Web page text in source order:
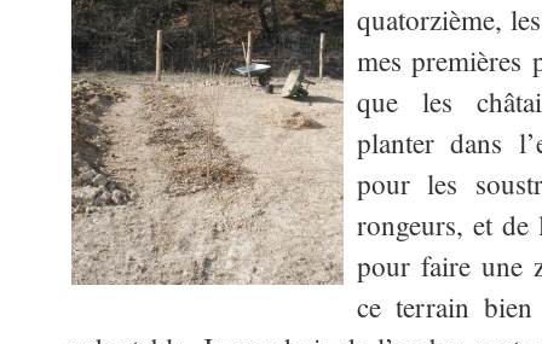
quatorzième,
mes premières
que les
planter dans
pour les
rongeurs, et de
pour faire une
ce terrain bien